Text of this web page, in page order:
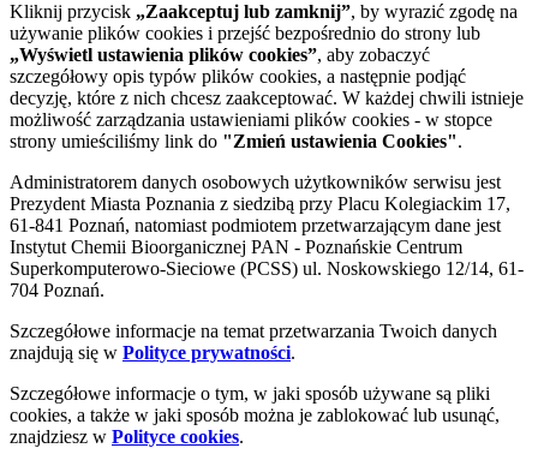
Kliknij przycisk „Zaakceptuj lub zamknij”, by wyrazić zgodę na
używanie plików cookies i przejść bezpośrednio do strony lub
„Wyświetl ustawienia plików cookies”, aby zobaczyć
szczegółowy opis typów plików cookies, a następnie podjąć
decyzję, które z nich chcesz zaakceptować. W każdej chwili istnieje
możliwość zarządzania ustawieniami plików cookies - w stopce
strony umieściliśmy link do "Zmień ustawienia Cookies".
Administratorem danych osobowych użytkowników serwisu jest
Prezydent Miasta Poznania z siedzibą przy Placu Kolegiackim 17,
61-841 Poznań, natomiast podmiotem przetwarzającym dane jest
Instytut Chemii Bioorganicznej PAN - Poznańskie Centrum
Superkomputerowo-Sieciowe (PCSS) ul. Noskowskiego 12/14, 61-
704 Poznań.
Szczegółowe informacje na temat przetwarzania Twoich danych
znajdują się w Polityce prywatności.
Szczegółowe informacje o tym, w jaki sposób używane są pliki
cookies, a także w jaki sposób można je zablokować lub usunąć,
znajdziesz w Polityce cookies.